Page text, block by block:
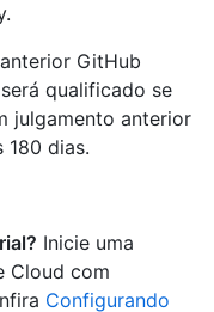
GitHub
qualificado se
julgamento anterior
180 dias.
Inicie uma
Cloud com
Configurando